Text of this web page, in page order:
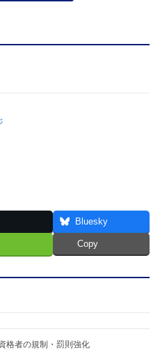
Bluesky
Copy
格者の規制・罰則強化